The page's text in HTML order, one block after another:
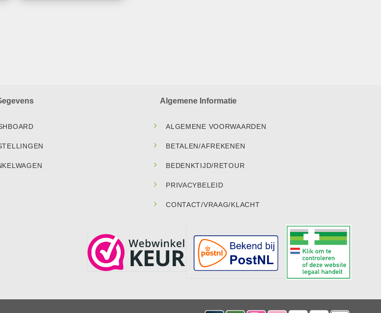
Algemene Informatie
ALGEMENE VOORWAARDEN
BETALEN/AFREKENEN
BEDENKTIJD/RETOUR
PRIVACYBELEID
CONTACT/VRAAG/KLACHT